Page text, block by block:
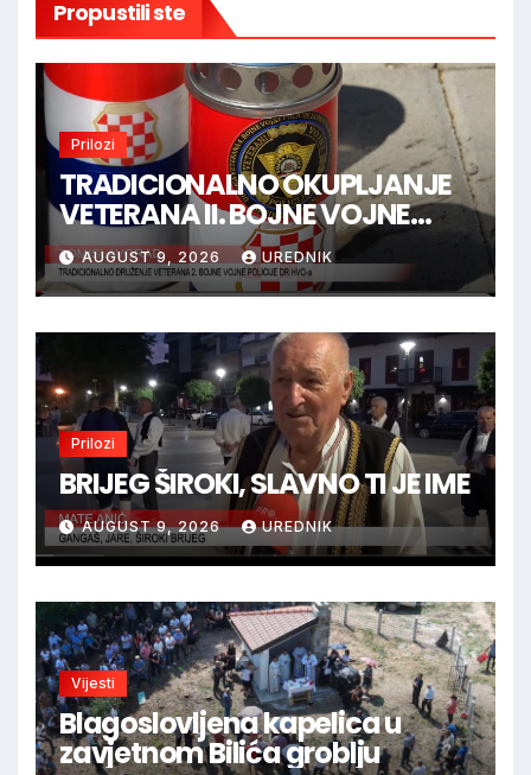
Propustili ste
Prilozi
TRADICIONALNO OKUPLJANJE
VETERANA II. BOJNE VOJNE
POLICIJE HVO-a -
TOMISLAVGRAD
AUGUST 9, 2026 UREDNIK
Prilozi
BRIJEG ŠIROKI, SLAVNO TI JE IME
AUGUST 9, 2026 UREDNIK
Vijesti
Blagoslovljena kapelica u
zavjetnom Bilića groblju